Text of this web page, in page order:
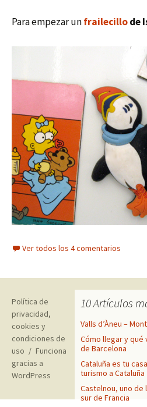
Para empezar unfrailecillode
Ver todos los 4 comentarios
10 Artículos
Valls d’Àneu –
Cómo llegar y qué
de Barcelona
Cataluña es tu
turismo a Cataluña
Castelnou, uno
sur de Francia
Política de
privacidad,
cookies y
condiciones de
uso
Funciona
gracias a
WordPress